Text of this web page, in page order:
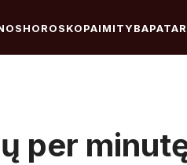
HOROSKOPAIMITYBA
per